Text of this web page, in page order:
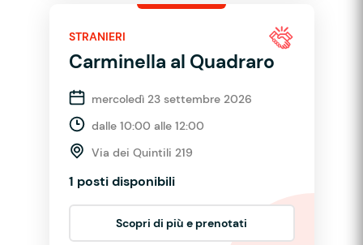
STRANIERI
Carminella al Quadraro
mercoledì 23 settembre 2026
dalle 10:00 alle 12:00
Via dei Quintili 219
1 posti disponibili
Scopri di più e prenotati